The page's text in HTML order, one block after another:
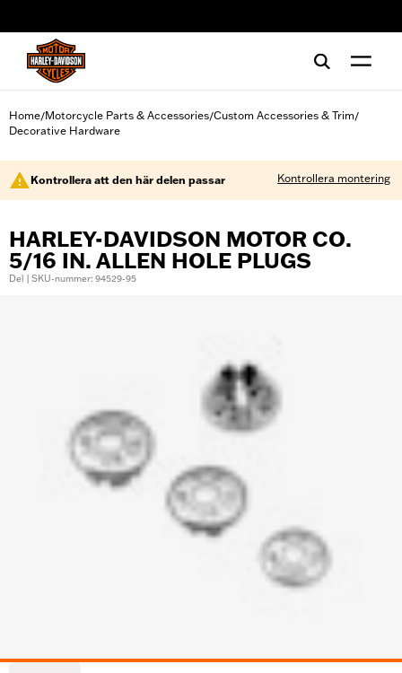
Home/Motorcycle Parts & Accessories/Custom Accessories & Trim/
Decorative Hardware
Kontrollera att den här delen passar Kontrollera montering
HARLEY-DAVIDSON MOTOR CO.
5/16 IN. ALLEN HOLE PLUGS
Del | SKU-nummer: 94529-95